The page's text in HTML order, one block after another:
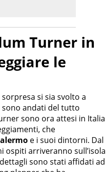
Turner in
le
si sia svolto a
andati del tutto
sono ora attesi in Italia
che
e i suoi dintorni. Dal
ospiti arriveranno sull’isola
sono stati affidati ad